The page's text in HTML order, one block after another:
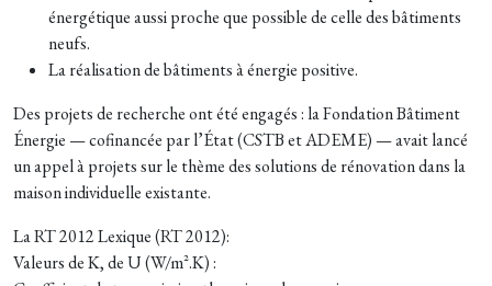
énergétique aussi proche que possible de celle des bâtiments
neufs.
La réalisation de bâtiments à énergie positive.
Des projets de recherche ont été engagés : la Fondation Bâtiment
Énergie — cofinancée par l’État (CSTB et ADEME) — avait lancé
un appel à projets sur le thème des solutions de rénovation dans la
maison individuelle existante.
La RT 2012 Lexique (RT 2012):
Valeurs de K, de U (W/m².K) :